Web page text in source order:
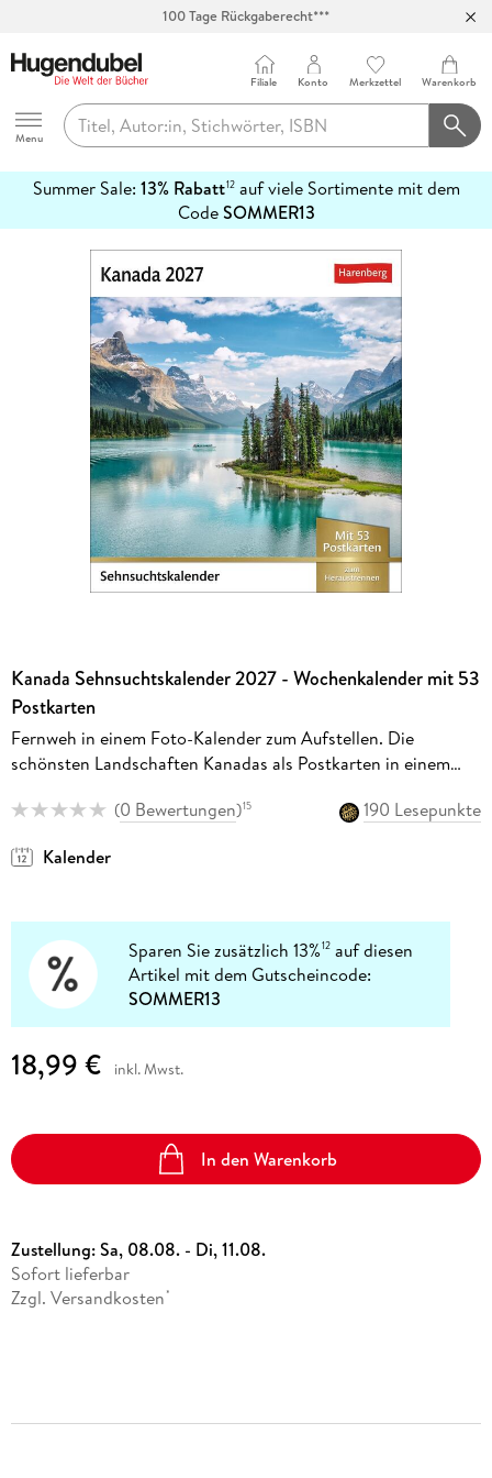
100 Tage Rückgaberecht***
Hugendubel
Menu
Filiale Konto Merkzettel Warenkorb
Summer Sale: 13% Rabatt12auf viele Sortimente mit dem
CodeSOMMER13
erfahren
Kanada Sehnsuchtskalender 2027 - Wochenkalender mit 53
Postkarten
Fernweh in einem Foto-Kalender zum Aufstellen. Die
schönsten Landschaften Kanadas als Postkarten in einem
(0 Bewertungen)15
190 Lesepunkte
Kalender
Sparen Sie zusätzlich 13%12 auf diesen
Artikel mit dem Gutscheincode:
SOMMER13
18,99 € inkl. Mwst.
In den Warenkorb
Zustellung:Sa, 08.08. - Di, 11.08.
Sofort lieferbar
Zzgl. Versandkosten *